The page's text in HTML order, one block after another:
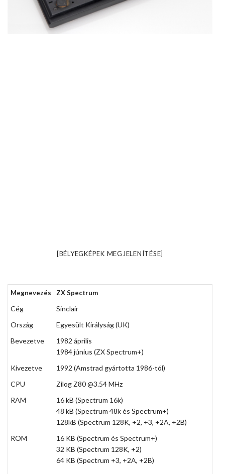
[BÉLYEGKÉPEK MEGJELENÍTÉSE]
Megnevezés ZX Spectrum
Cég
Sinclair
Ország
Egyesült Királyság (UK)
Bevezetve
1982 április
1984 június (ZX Spectrum+)
Kivezetve
1992 (Amstrad gyártotta 1986-tól)
CPU
Zilog Z80 @3.54 MHz
RAM
16 kB (Spectrum 16k)
48 kB (Spectrum 48k és Spectrum+)
128kB (Spectrum 128K, +2, +3, +2A, +2B)
ROM
16 KB (Spectrum és Spectrum+)
32 KB (Spectrum 128K, +2)
64 KB (Spectrum +3, +2A, +2B)